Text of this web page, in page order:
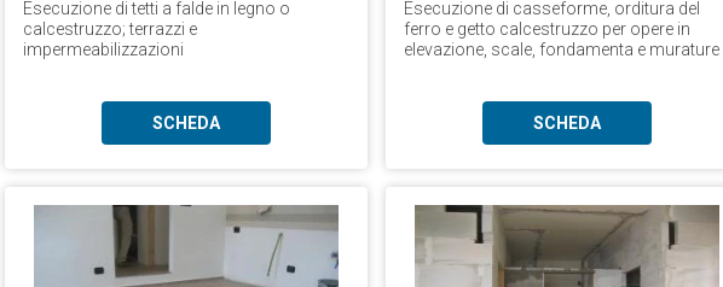
Esecuzione di tetti a falde in legno o
calcestruzzo; terrazzi e
impermeabilizzazioni
SCHEDA
Esecuzione di casseforme, orditura del
ferro e getto calcestruzzo per opere in
elevazione, scale, fondamenta e murature
SCHEDA